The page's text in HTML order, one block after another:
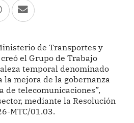
de Transportes y
el Grupo de Trabajo
temporal denominado
la mejora de la gobernanza
telecomunicaciones”,
mediante la Resolución
MTC/01.03.